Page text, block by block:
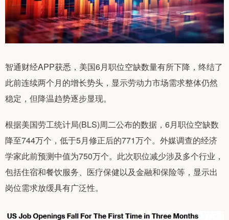
智通财经APP获悉，美国6月职位空缺数量有所下降，终结了
此前连续两个月的增长势头，显示劳动力市场需求整体仍然
稳定，但降温趋势逐步显现。
根据美国劳工统计局(BLS)周二公布的数据，6月职位空缺数
降至744万个，低于5月修正后的771万个。外媒调查的经济
学家此前预测中值为750万个。此次职位减少涉及多个行业，
包括住宿和餐饮服务、医疗保健以及金融和保险等，显示出
岗位需求放缓具有广泛性。